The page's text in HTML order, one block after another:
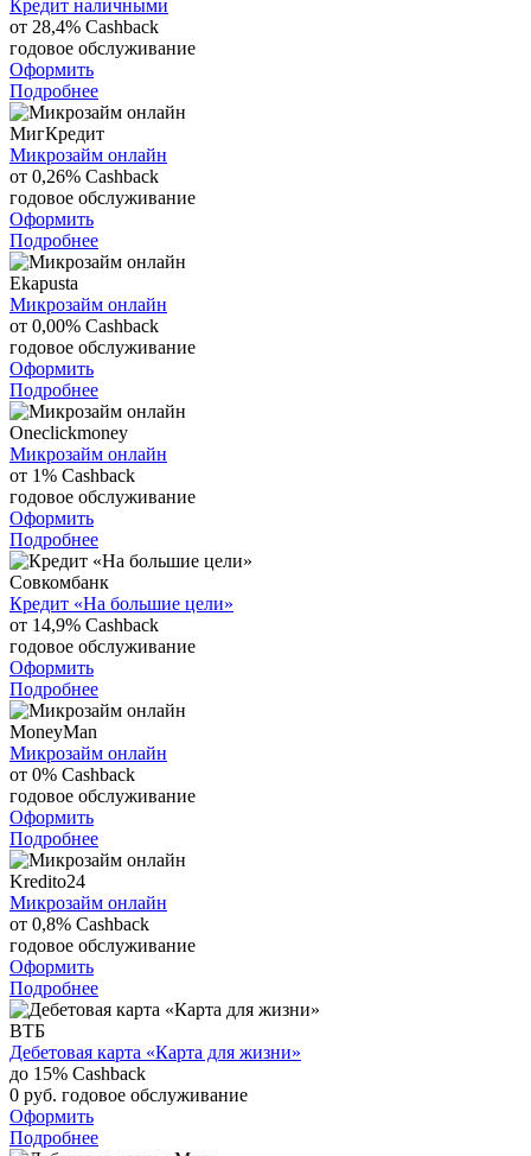
Кредит наличными
от 28,4% Cashback
годовое обслуживание
Оформить
Подробнее
МигКредит
Микрозайм онлайн
от 0,26% Cashback
годовое обслуживание
Оформить
Подробнее
Ekapusta
Микрозайм онлайн
от 0,00% Cashback
годовое обслуживание
Оформить
Подробнее
Oneclickmoney
Микрозайм онлайн
от 1% Cashback
годовое обслуживание
Оформить
Подробнее
Совкомбанк
Кредит «На большие цели»
от 14,9% Cashback
годовое обслуживание
Оформить
Подробнее
MoneyMan
Микрозайм онлайн
от 0% Cashback
годовое обслуживание
Оформить
Подробнее
Kredito24
Микрозайм онлайн
от 0,8% Cashback
годовое обслуживание
Оформить
Подробнее
ВТБ
Дебетовая карта «Карта для жизни»
до 15% Cashback
0 руб. годовое обслуживание
Оформить
Подробнее